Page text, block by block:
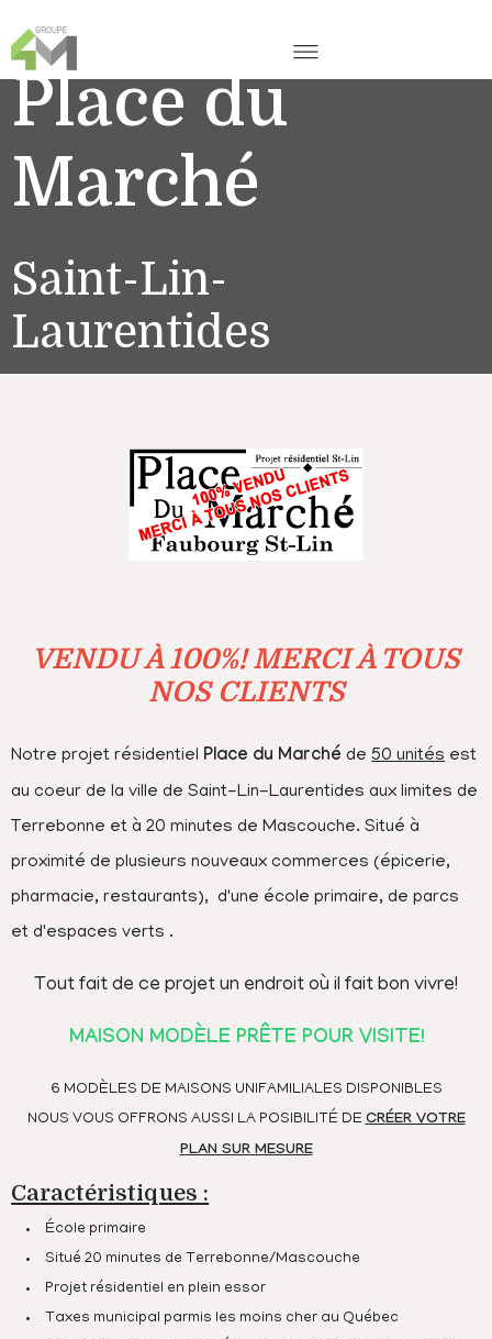
Place du
Marché
Saint-Lin-
Laurentides
VENDU À 100%! MERCI À TOUS
NOS CLIENTS
Notre projet résidentiel Place du Marché de50 unitésest
au coeur de la ville de Saint-Lin-Laurentides aux limites de
Terrebonne et à 20 minutes de Mascouche. Situé à
proximité de plusieurs nouveaux commerces (épicerie,
pharmacie, restaurants), d'une école primaire, de parcs
et d'espaces verts .
Tout fait de ce projet un endroit où il fait bon vivre!
MAISON MODÈLE PRÊTE POUR VISITE!
6 MODÈLES DE MAISONS UNIFAMILIALES DISPONIBLES
NOUS VOUS OFFRONS AUSSI LA POSIBILITÉ DE CRÉER VOTRE
PLAN SUR MESURE
Caractéristiques :
École primaire
Situé 20 minutes de Terrebonne/Mascouche
Projet résidentiel en plein essor
Taxes municipal parmis les moins cher au Québec